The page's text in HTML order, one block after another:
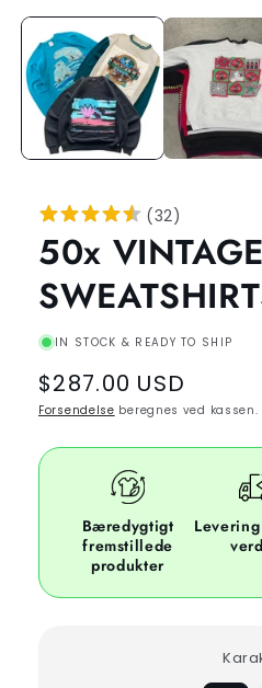
(32)
50x
IN STOCK & READY TO SHIP
Regular
price
$287.00 USD
Forsendelse beregnes ved kassen.
Bæredygtigt
fremstillede
produkter